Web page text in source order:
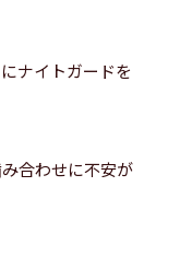
ナイトガードを
合わせに不安が